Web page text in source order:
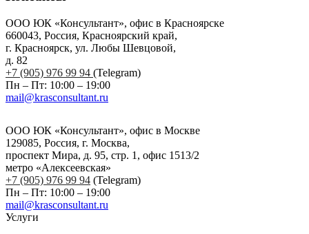
ООО ЮК «Консультант», офис в Красноярске
660043, Россия, Красноярский край,
г. Красноярск, ул. Любы Шевцовой,
д. 82
+7 (905) 976 99 94 (Telegram)
Пн – Пт: 10:00 – 19:00
mail@krasconsultant.ru
ООО ЮК «Консультант», офис в Москве
129085, Россия, г. Москва,
проспект Мира, д. 95, стр. 1, офис 1513/2
метро «Алексеевская»
+7 (905) 976 99 94 (Telegram)
Пн – Пт: 10:00 – 19:00
mail@krasconsultant.ru
Услуги